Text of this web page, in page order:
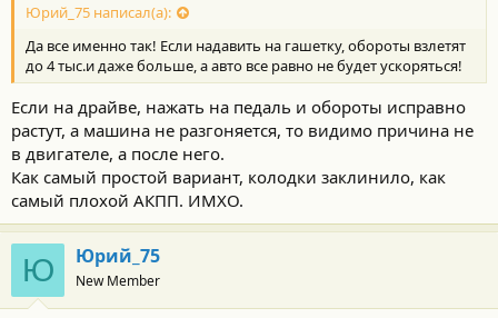
Юрий_75 написал(а):
Да все именно так! Если надавить на гашетку, обороты взлетят
до 4 тыс.и даже больше, а авто все равно не будет ускоряться!
Если на драйве, нажать на педаль и обороты исправно
растут, а машина не разгоняется, то видимо причина не
в двигателе, а после него.
Как самый простой вариант, колодки заклинило, как
самый плохой АКПП. ИМХО.
Ю Юрий_75
New Member